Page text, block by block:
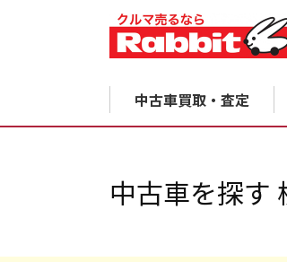
中古車買取・査定
中古車を探す